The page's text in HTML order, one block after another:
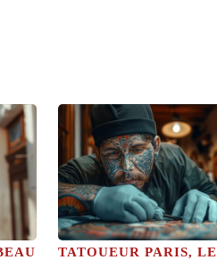
TATOUEUR PARIS, LE